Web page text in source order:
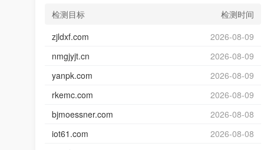
检测目标
检测时间
zjldxf.com
2026-08-09
nmgjyjt.cn
2026-08-09
yanpk.com
2026-08-09
rkemc.com
2026-08-09
bjmoessner.com
2026-08-08
iot61.com
2026-08-08